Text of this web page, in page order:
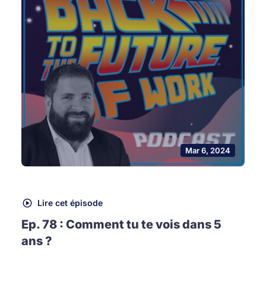
Mar 6, 2024
Lire cet épisode
Ep. 78 : Comment tu te vois dans 5
ans ?